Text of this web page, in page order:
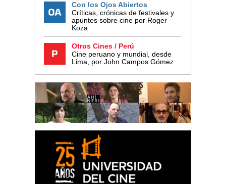
Con los Ojos Abiertos
Críticas, crónicas de festivales y
apuntes sobre cine por Roger
Koza
Otros Cines / Perú
Cine peruano y mundial, desde
Lima, por John Campos Gómez